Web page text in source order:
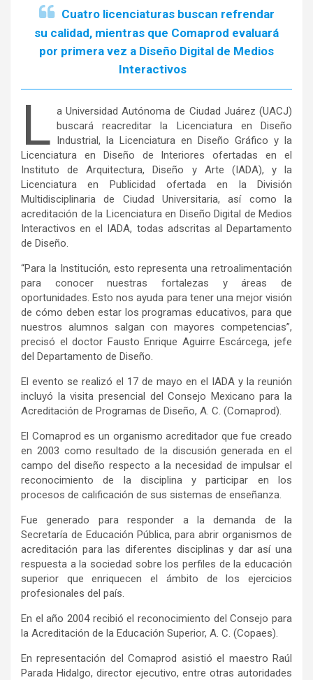
Cuatro licenciaturas buscan refrendar
su calidad, mientras que Comaprod evaluará
por primera vez a Diseño Digital de Medios
Interactivos
L a Universidad Autónoma de Ciudad Juárez (UACJ)
buscará reacreditar la Licenciatura en Diseño
Industrial, la Licenciatura en Diseño Gráfico y la
Licenciatura en Diseño de Interiores ofertadas en el
Instituto de Arquitectura, Diseño y Arte (IADA), y la
Licenciatura en Publicidad ofertada en la División
Multidisciplinaria de Ciudad Universitaria, así como la
acreditación de la Licenciatura en Diseño Digital de Medios
Interactivos en el IADA, todas adscritas al Departamento
de Diseño.
“Para la Institución, esto representa una retroalimentación
para conocer nuestras fortalezas y áreas de
oportunidades. Esto nos ayuda para tener una mejor visión
de cómo deben estar los programas educativos, para que
nuestros alumnos salgan con mayores competencias”,
precisó el doctor Fausto Enrique Aguirre Escárcega, jefe
del Departamento de Diseño.
El evento se realizó el 17 de mayo en el IADA y la reunión
incluyó la visita presencial del Consejo Mexicano para la
Acreditación de Programas de Diseño, A. C. (Comaprod).
El Comaprod es un organismo acreditador que fue creado
en 2003 como resultado de la discusión generada en el
campo del diseño respecto a la necesidad de impulsar el
reconocimiento de la disciplina y participar en los
procesos de calificación de sus sistemas de enseñanza.
Fue generado para responder a la demanda de la
Secretaría de Educación Pública, para abrir organismos de
acreditación para las diferentes disciplinas y dar así una
respuesta a la sociedad sobre los perfiles de la educación
superior que enriquecen el ámbito de los ejercicios
profesionales del país.
En el año 2004 recibió el reconocimiento del Consejo para
la Acreditación de la Educación Superior, A. C. (Copaes).
En representación del Comaprod asistió el maestro Raúl
Parada Hidalgo, director ejecutivo, entre otras autoridades